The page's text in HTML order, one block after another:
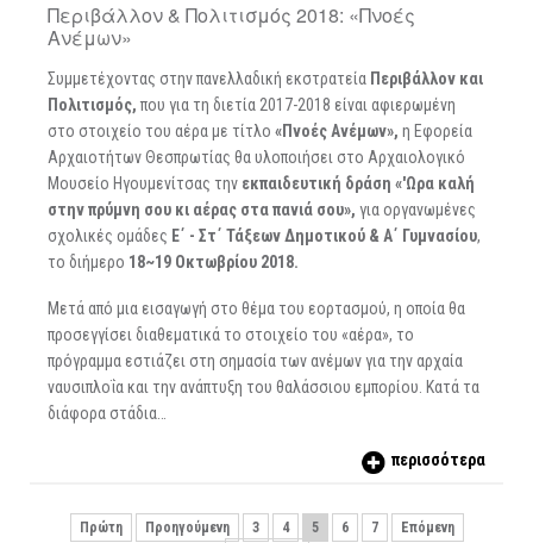
Περιβάλλον & Πολιτισμός 2018: «Πνοές
Ανέμων»
Συμμετέχοντας στην πανελλαδική εκστρατεία Περιβάλλον και
Πολιτισμός, που για τη διετία 2017-2018 είναι αφιερωμένη
στο στοιχείο του αέρα με τίτλο «Πνοές Ανέμων», η Εφορεία
Αρχαιοτήτων Θεσπρωτίας θα υλοποιήσει στο Αρχαιολογικό
Μουσείο Ηγουμενίτσας την εκπαιδευτική δράση «'Ωρα καλή
στην πρύμνη σου κι αέρας στα πανιά σου», για οργανωμένες
σχολικές ομάδες Ε΄ - Στ΄ Τάξεων Δημοτικού & Α΄ Γυμνασίου,
το διήμερο 18~19 Οκτωβρίου 2018.
Μετά από μια εισαγωγή στο θέμα του εορτασμού, η οποία θα
προσεγγίσει διαθεματικά το στοιχείο του «αέρα», το
πρόγραμμα εστιάζει στη σημασία των ανέμων για την αρχαία
ναυσιπλοΐα και την ανάπτυξη του θαλάσσιου εμπορίου. Κατά τα
διάφορα στάδια…
περισσότερα
Πρώτη Προηγούμενη 3 4 5 6 7
Επόμενη